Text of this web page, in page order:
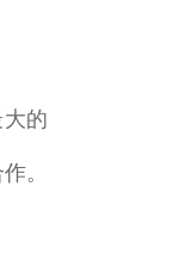
的
。